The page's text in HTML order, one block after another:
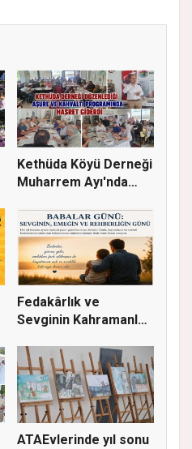
Kethüda Köyü Derneği
Muharrem Ayı'nda
Fedakârlık ve
Sevginin Kahramanları
ATAEvlerinde yıl sonu